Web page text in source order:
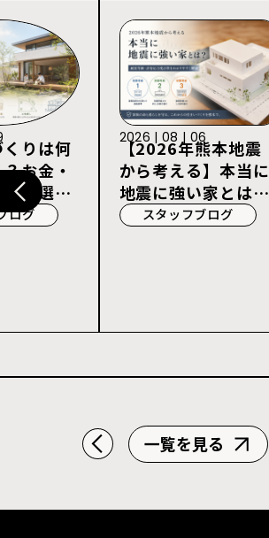
りは何
お金・
社選び
ログ
【2026年熊本地震
から考える】本当に
地震に強い家とは？
耐震等級3・許容応
スタッフブログ
2026 | 08 | 06
一覧を見る